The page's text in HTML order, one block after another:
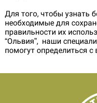
Для того, чтобы узнать
необходимые для
правильности их
“Ольвия”, наши
помогут определиться